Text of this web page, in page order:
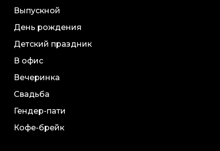
Выпускной
День рождения
Детский праздник
В офис
Вечеринка
Свадьба
Гендер-пати
Кофе-брейк